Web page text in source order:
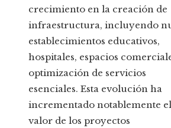
crecimiento en la creación de
infraestructura, incluyendo
establecimientos educativos,
hospitales, espacios
optimización de servicios
esenciales. Esta evolución ha
incrementado notablemente el
valor de los proyectos